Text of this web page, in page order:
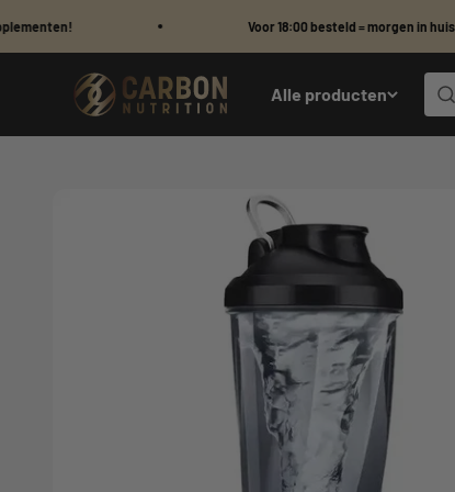
Voor 18:00 besteld = morgen in huis
Alle producten
Carbon Nutrition